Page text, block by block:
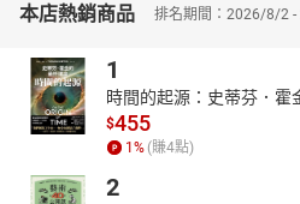
本店熱銷商品 排名期間：2026/8/2
1
時間的起源：史蒂芬．霍
$455
1% (賺4點)
2